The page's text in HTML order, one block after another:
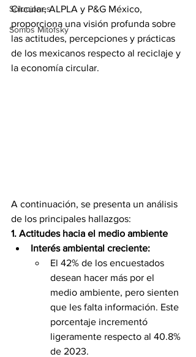
Soluciones
Somos Mitofsky
Circular, ALPLA y P&G México,
proporciona una visión profunda sobre
las actitudes, percepciones y prácticas
de los mexicanos respecto al reciclaje y
la economía circular.
A continuación, se presenta un análisis
de los principales hallazgos:
1. Actitudes hacia el medio ambiente
Interés ambiental creciente:
El 42% de los encuestados
desean hacer más por el
medio ambiente, pero sienten
que les falta información. Este
porcentaje incrementó
ligeramente respecto al 40.8%
de 2023.